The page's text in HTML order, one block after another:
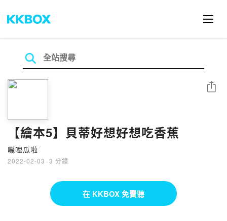
【繪本5】貝蒂好想好想吃香蕉
嘰哩瓜啦
2022-02-03 · 3 分鐘
分享
在 KKBOX 免費聽